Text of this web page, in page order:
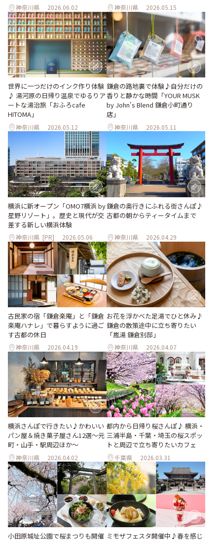
神奈川県 2026.06.02 神奈川県 2026.05.15
世界に一つだけのインク作り体験
♪ 湯河原の日帰り温泉でゆるりア
ートな湯治旅「おふろcafe
HITOMA」
神奈川県 2026.05.12
鎌倉の路地裏で体験♪自分だけの
香りと静かな時間「YOUR MUSK
by John's Blend 鎌倉小町通り
店」
神奈川県 2026.05.11
横浜に新オープン「OMO7横浜 by
星野リゾート」。歴史と現代が交
差する新しい横浜体験
神奈川県 [PR] 2026.05.06
鎌倉の奥行きにふれる街さんぽ♪
古都の朝からティータイムまで
神奈川県 2026.04.29
古民家の宿「鎌倉楽庵」と「鎌倉
楽庵ハナレ」で暮らすように過ご
す古都の休日
神奈川県 2026.04.19
お花を浮かべた足湯でひと休み♪
鎌倉の散策途中に立ち寄りたい
「嵐湯 鎌倉別邸」
神奈川県 2026.04.07
横浜さんぽで行きたい♪かわいい
パン屋＆焼き菓子屋さん12選～元
町・山手・駅周辺ほか～
神奈川県 2026.04.02
都内から日帰り桜さんぽ♪ 横浜・
三浦半島・千葉・埼玉の桜スポッ
トと周辺で立ち寄りたいカフェ
千葉県 2026.03.31
小田原城址公園で桜まつりも開催 ミモザフェスタ開催中♪春を感じ